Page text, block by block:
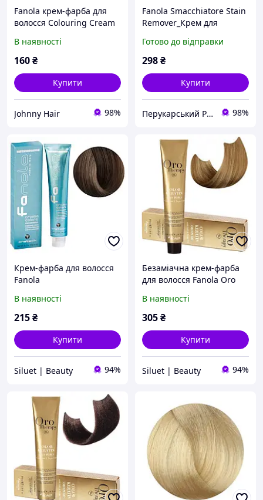
Fanola крем-фарба для
волосся Colouring Cream
В наявності
160₴
Купити
Johnny Hair 98%
Fanola Smacchiatore Stain
Remover_Крем для
150мл
Готово до відправки
298₴
Купити
Перукарський Рай 98%
Крем-фарба для волосся
Fanola
В наявності
215₴
Купити
Siluet | Beauty 94%
Безаміачна крем-фарба
для волосся Fanola Oro
В наявності
305₴
Купити
Siluet | Beauty 94%